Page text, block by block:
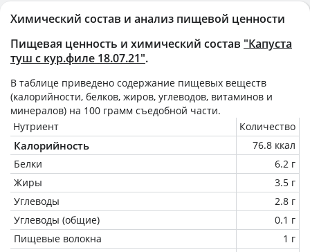
Химический состав и анализ пищевой ценности
Пищевая ценность и химический состав "Капуста
туш с кур.филе 18.07.21".
В таблице приведено содержание пищевых веществ
(калорийности, белков, жиров, углеводов, витаминов и
минералов) на 100 грамм съедобной части.
Нутриент
Количество
Калорийность
76.8 ккал
Белки
6.2 г
Жиры
3.5 г
Углеводы
2.8 г
Углеводы (общие)
0.1 г
Пищевые волокна
1 г